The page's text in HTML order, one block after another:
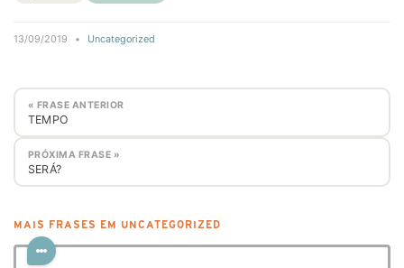
13/09/2019 • Uncategorized
« FRASE ANTERIOR
TEMPO
PRÓXIMA FRASE »
SERÁ?
MAIS FRASES EM UNCATEGORIZED